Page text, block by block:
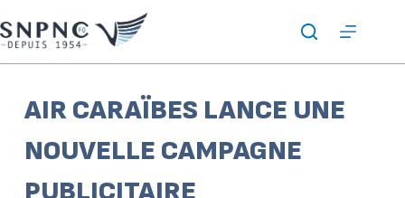
AIR CARAÏBES LANCE UNE
NOUVELLE CAMPAGNE